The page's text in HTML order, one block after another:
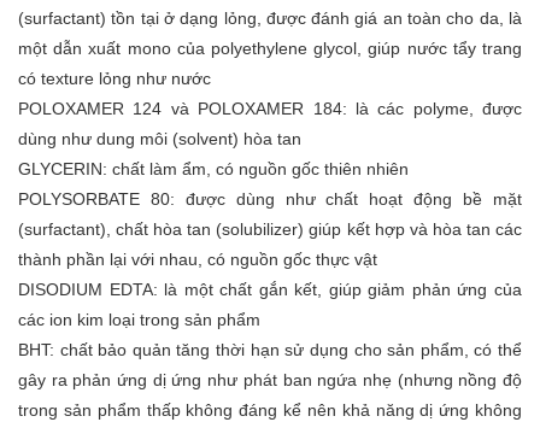
(surfactant) tồn tại ở dạng lỏng, được đánh giá an toàn cho da, là
một dẫn xuất mono của polyethylene glycol, giúp nước tẩy trang
có texture lỏng như nước
POLOXAMER 124 và POLOXAMER 184: là các polyme, được
dùng như dung môi (solvent) hòa tan
GLYCERIN: chất làm ẩm, có nguồn gốc thiên nhiên
POLYSORBATE 80: được dùng như chất hoạt động bề mặt
(surfactant), chất hòa tan (solubilizer) giúp kết hợp và hòa tan các
thành phần lại với nhau, có nguồn gốc thực vật
DISODIUM EDTA: là một chất gắn kết, giúp giảm phản ứng của
các ion kim loại trong sản phẩm
BHT: chất bảo quản tăng thời hạn sử dụng cho sản phẩm, có thể
gây ra phản ứng dị ứng như phát ban ngứa nhẹ (nhưng nồng độ
trong sản phẩm thấp không đáng kể nên khả năng dị ứng không